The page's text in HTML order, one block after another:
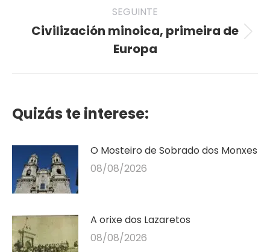
SEGUINTE
Seguinte
publicación
Civilización minoica, primeira de
Europa
Quizás te interese:
O Mosteiro de Sobrado dos Monxes
08/08/2026
A orixe dos Lazaretos
08/08/2026